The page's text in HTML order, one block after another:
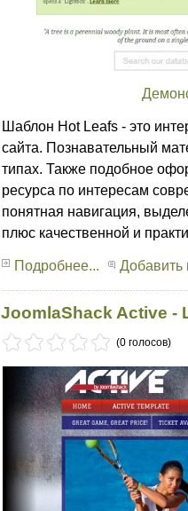
Шаблон Hot Leafs - это
сайта. Познавательный
типах. Также подобное
ресурса по интересам
понятная навигация,
плюс качественной и
Подробнее... Добавить
JoomlaShack Active -
(0 голосов)